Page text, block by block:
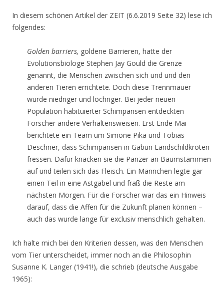
In diesem schönen Artikel der ZEIT (6.6.2019 Seite 32) lese ich
folgendes:
Golden barriers, goldene Barrieren, hatte der
Evolutionsbiologe Stephen Jay Gould die Grenze
genannt, die Menschen zwischen sich und und den
anderen Tieren errichtete. Doch diese Trennmauer
wurde niedriger und löchriger. Bei jeder neuen
Population habituierter Schimpansen entdeckten
Forscher andere Verhaltensweisen. Erst Ende Mai
berichtete ein Team um Simone Pika und Tobias
Deschner, dass Schimpansen in Gabun Landschildkröten
fressen. Dafür knacken sie die Panzer an Baumstämmen
auf und teilen sich das Fleisch. Ein Männchen legte gar
einen Teil in eine Astgabel und fraß die Reste am
nächsten Morgen. Für die Forscher war das ein Hinweis
darauf, dass die Affen für die Zukunft planen können –
auch das wurde lange für exclusiv menschlich gehalten.
Ich halte mich bei den Kriterien dessen, was den Menschen
vom Tier unterscheidet, immer noch an die Philosophin
Susanne K. Langer (1941!), die schrieb (deutsche Ausgabe
1965):